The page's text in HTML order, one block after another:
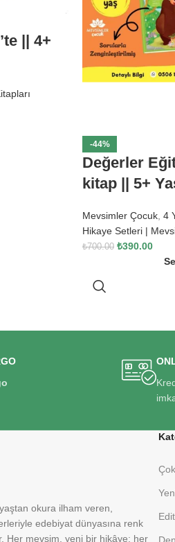
|| 4+
-44%
Değerler
kitap || 5+
Mevsimler Çocuk 4
Hikaye Setleri |
₺700.00 ₺390.00
yaştan okura ilham veren,
edebiyat dünyasına renk
Her mevsim, yeni bir hikâye; her